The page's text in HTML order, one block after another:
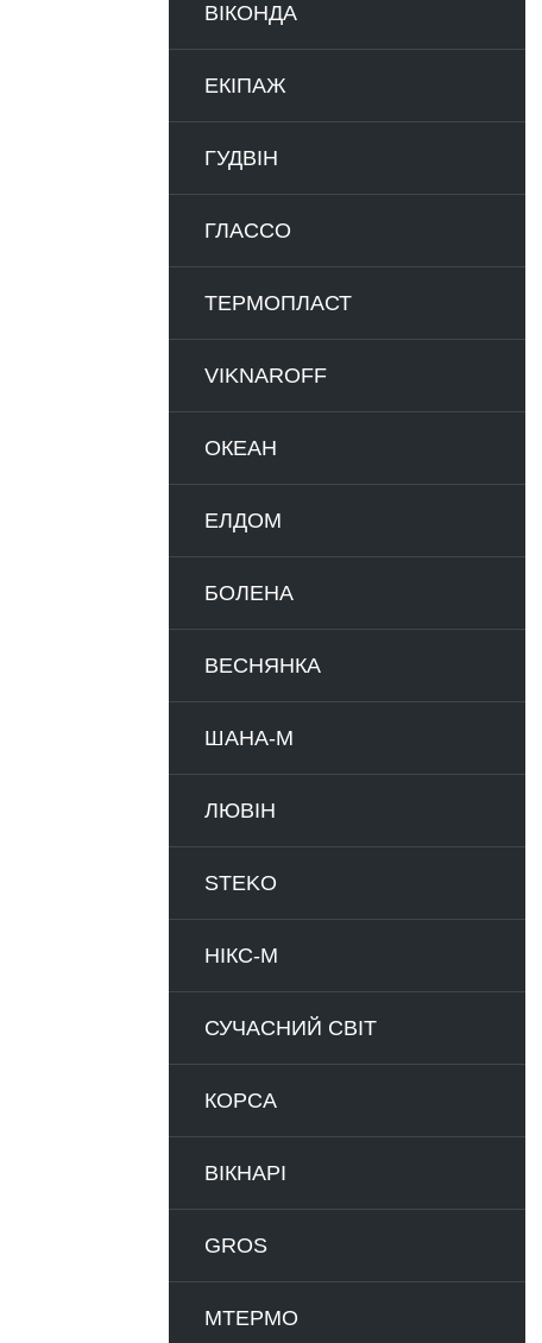
ВІКОНДА
ЕКІПАЖ
ГУДВІН
ГЛАССО
ТЕРМОПЛАСТ
VIKNAROFF
ОКЕАН
ЕЛДОМ
БОЛЕНА
ВЕСНЯНКА
ШАНА-М
ЛЮВІН
STEKO
НІКС-М
СУЧАСНИЙ СВІТ
КОРСА
ВІКНАРІ
GROS
МТЕРМО